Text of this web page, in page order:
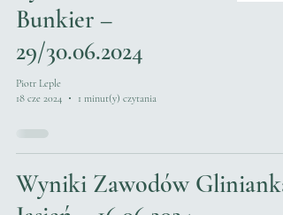
Bunkier –
29/30.06.2024
Piotr Leple
18 cze 2024
1 minut(y) czytania
Wyniki Zawodów Glinianka